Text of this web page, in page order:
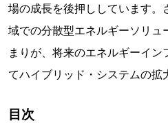
場の成長を後押ししています。
域での分散型エネルギーソリュ
まりが、将来のエネルギーイ
てハイブリッド・システムの拡
目次